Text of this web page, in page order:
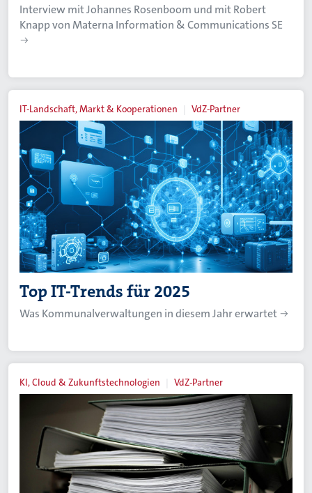
Interview mit Johannes Rosenboom und mit Robert
Knapp von Materna Information & Communications SE
IT-Landschaft, Markt & Kooperationen VdZ-Partner
Top IT-Trends für 2025
Was Kommunalverwaltungen in diesem Jahr erwartet
KI, Cloud & Zukunftstechnologien VdZ-Partner